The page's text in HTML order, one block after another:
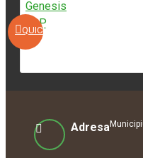
QUICKVIEW
Adresa